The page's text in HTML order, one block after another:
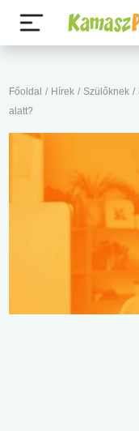
Főoldal / Hírek / Szülőknek /
alatt?